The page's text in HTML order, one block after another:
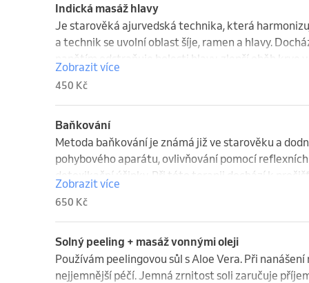
harmonie a přinese Vám to pravé uvolnění.
Indická masáž hlavy
Je starověká ajurvedská technika, která
a technik se uvolní oblast šíje, ramen a hlavy.
napětím odstraňuje bolesti hlavy, zlepší oběh krve
šíje a ramen, podporuje lepší růst vlasů a také jejich
seniory.
Především je vhodná pro manažery, právníky,
únavu, podrážděnost, stres, napětí, únavu, zbavit
Zobrazit více
450 Kč
Baňkování
Metoda baňkování je známá již ve starověku a
pohybového aparátu, ovlivňování pomocí
detoxikační účinky. Při této terapii dochází k
systému, ovlivnění nervového systému,
ztuhlého svalstva. K baňkování se používají
skleněných baňek je mechanizmus účinku nahřátí
ochlazuje a vytváří tak podtlak na pokožce.
Klient musí počítat s modřinami, které po
Zobrazit více
650 Kč
Solný peeling + masáž vonnými oleji
Používám peelingovou sůl s Aloe Vera. Při
nejjemnější péčí. Jemná zrnitost soli zaručuje